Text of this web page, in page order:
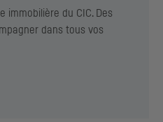
immobilière du CIC. Des
dans tous vos